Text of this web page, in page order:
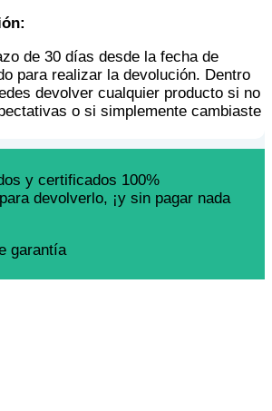
de 30 días desde la fecha de
para realizar la devolución. Dentro
devolver cualquier producto si no
o si simplemente cambiaste
y certificados 100%
devolverlo, ¡y sin pagar nada
garantía